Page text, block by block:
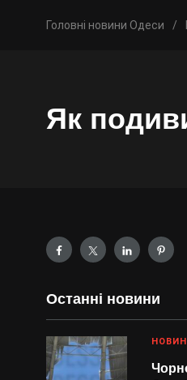
Головні новини Одеси /
Як
Останні новини